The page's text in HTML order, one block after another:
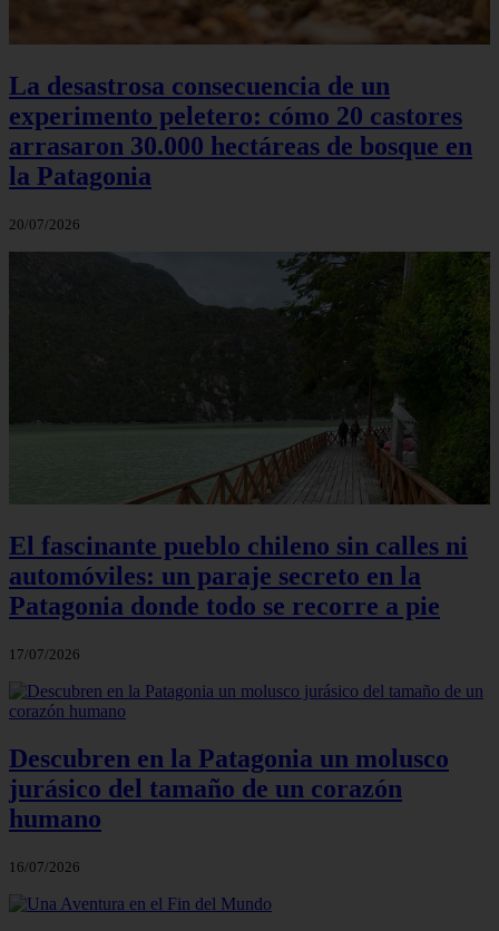
La desastrosa consecuencia de un
experimento peletero: cómo 20 castores
arrasaron 30.000 hectáreas de bosque en
la Patagonia
20/07/2026
El fascinante pueblo chileno sin calles ni
automóviles: un paraje secreto en la
Patagonia donde todo se recorre a pie
17/07/2026
Descubren en la Patagonia un molusco
jurásico del tamaño de un corazón
humano
16/07/2026